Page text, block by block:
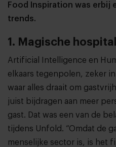
Food Inspiration was erbij
trends.
1. Magische
Artificial Intelligence en
elkaars tegenpolen, zeker
waar alles draait om
juist bijdragen aan meer
gast. Dat was een van de
tijdens Unfold. “Omdat de
menselijke sector is, is het